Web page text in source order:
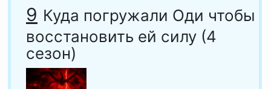
9 Куда погружали Оди чтобы
восстановить ей силу (4
сезон)